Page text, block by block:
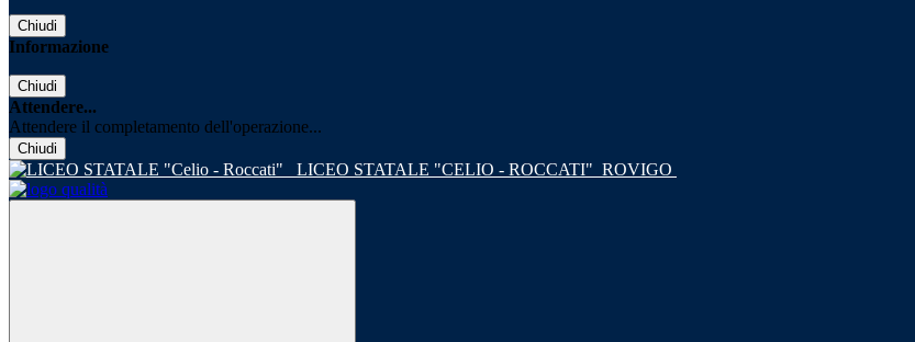
Chiudi
Informazione
Chiudi
Attendere...
Attendere il completamento dell'operazione...
Chiudi
LICEO STATALE "CELIO - ROCCATI" ROVIGO